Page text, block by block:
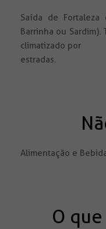
Saída de
Barrinha ou
climatizado por
estradas.
Alimentação e
O